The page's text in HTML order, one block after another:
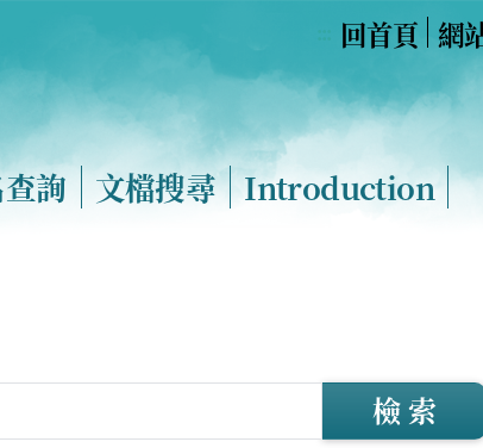
回首頁 網
詢 文檔搜尋 Introduction
檢 索